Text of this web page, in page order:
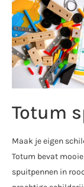
Totum
Maak je eigen
Totum bevat
spuitpennen in